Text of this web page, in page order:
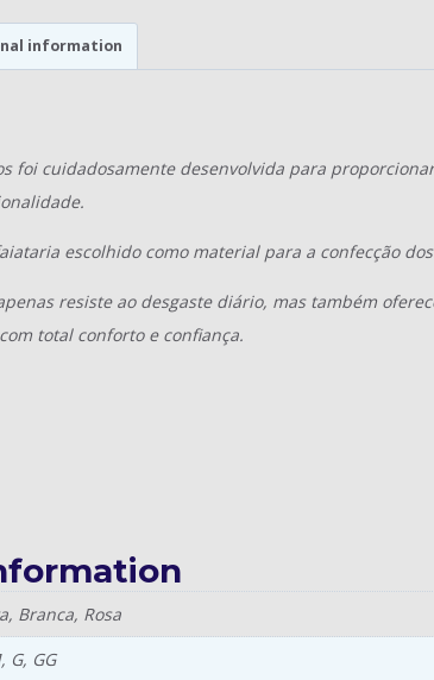
information
foi cuidadosamente desenvolvida para
escolhido como material para a confecção
resiste ao desgaste diário, mas também
total conforto e confiança.
Branca, Rosa
G, GG